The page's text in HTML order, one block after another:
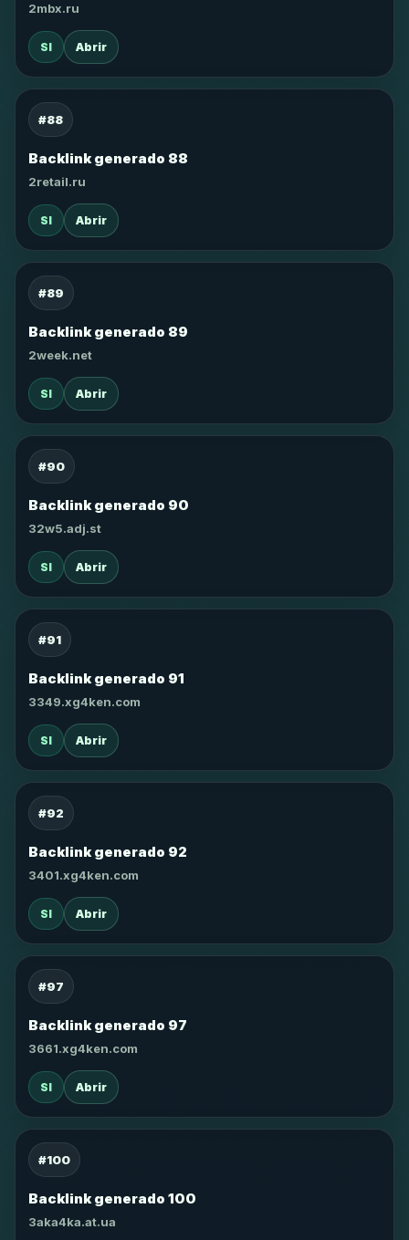
2mbx.ru
SI Abrir
#88
Backlink generado 88
2retail.ru
SI Abrir
#89
Backlink generado 89
2week.net
SI Abrir
#90
Backlink generado 90
32w5.adj.st
SI Abrir
#91
Backlink generado 91
3349.xg4ken.com
SI Abrir
#92
Backlink generado 92
3401.xg4ken.com
SI Abrir
#97
Backlink generado 97
3661.xg4ken.com
SI Abrir
#100
Backlink generado 100
3aka4ka.at.ua